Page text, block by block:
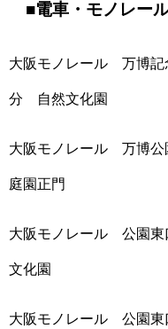
■電車・モノレー
大阪モノレール 万博記
分 自然文化園
大阪モノレール 万博公
庭園正門
大阪モノレール 公園
文化園
大阪モノレール 公園東